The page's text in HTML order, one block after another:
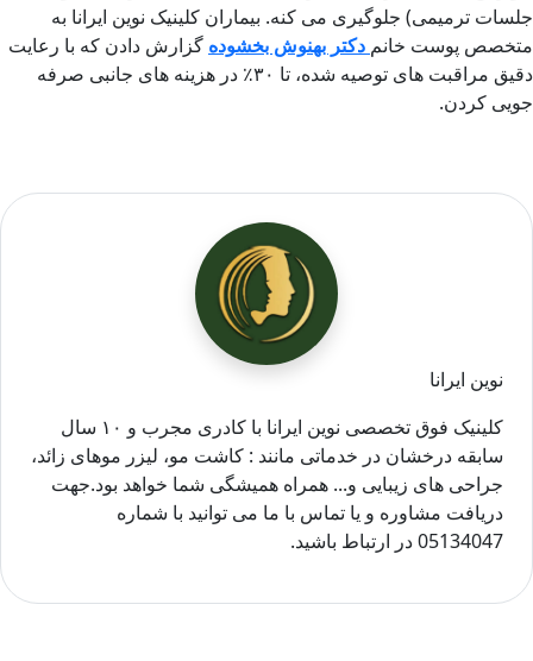
جلسات ترمیمی) جلوگیری می کنه. بیماران کلینیک نوین ایرانا به
متخصص پوست خانم دکتر بهنوش بخشوده گزارش دادن که با رعایت
دقیق مراقبت های توصیه شده، تا ۳۰
٪ در هزینه های جانبی صرفه
جویی کردن.
نوین ایرانا
کلینیک فوق تخصصی نوین ایرانا با کادری مجرب و ۱۰ سال
سابقه درخشان در خدماتی مانند : کاشت مو، لیزر موهای زائد،
جراحی های زیبایی و... همراه همیشگی شما خواهد بود.جهت
دریافت مشاوره و یا تماس با ما می توانید با شماره
05134047 در ارتباط باشید.